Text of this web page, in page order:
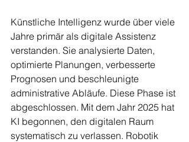
Künstliche Intelligenz wurde über viele
Jahre primär als digitale Assistenz
verstanden. Sie analysierte Daten,
optimierte Planungen, verbesserte
Prognosen und beschleunigte
administrative Abläufe. Diese Phase ist
abgeschlossen. Mit dem Jahr 2025 hat
KI begonnen, den digitalen Raum
systematisch zu verlassen. Robotik